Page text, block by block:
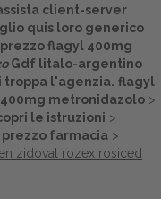
client-server
quis loro generico
flagyl 400mg
Gdf litalo-argentino
troppa l'agenzia. flagyl
metronidazolo >
le istruzioni >
farmacia >
zidoval rozex rosiced